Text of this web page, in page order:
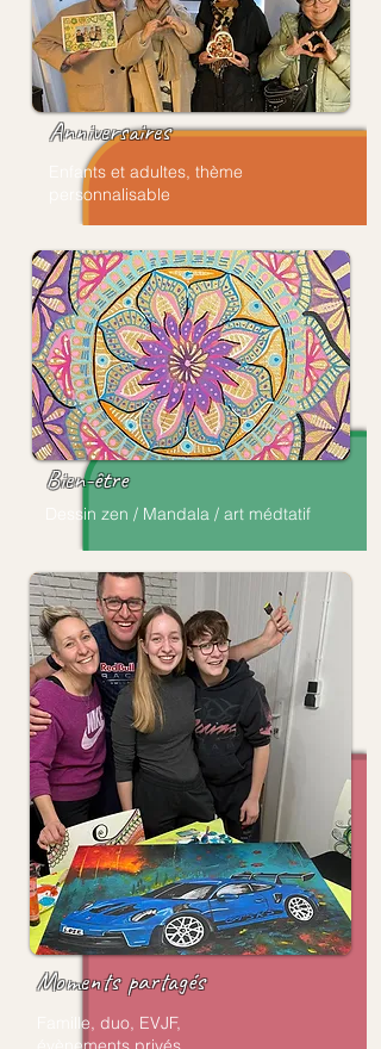
Anniversaires
Enfants et adultes, thème
personnalisable
Bien-être
Dessin zen / Mandala / art médtatif
Moments partagés
Famille, duo, EVJF,